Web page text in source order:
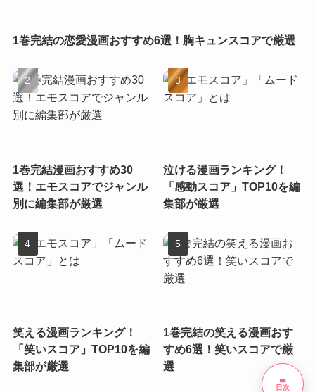
1巻完結の恋愛漫画おすすめ6選！胸キュンスコアで厳選
1巻完結漫画おすすめ30
選！エモスコアでジャンル
別に編集部が厳選
泣ける漫画ランキング！
「感動スコア」TOP10を編
集部が厳選
笑える漫画ランキング！
「笑いスコア」TOP10を編
集部が厳選
1巻完結の笑える漫画おす
すめ6選！笑いスコアで厳
選
list
目次